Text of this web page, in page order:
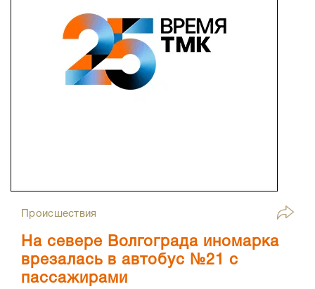
Происшествия
На севере Волгограда иномарка
врезалась в автобус №21 с
пассажирами